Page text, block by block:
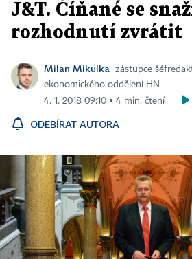
J&T. Číňané se
rozhodnutí zvrátit
Milan Mikulka
zástupce
ekonomického oddělení HN
4. 1. 2018 09:10 ▪ 4 min. čtení
ODEBÍRAT AUTORA